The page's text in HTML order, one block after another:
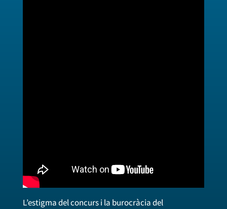
L’estigma del concurs i la burocràcia del